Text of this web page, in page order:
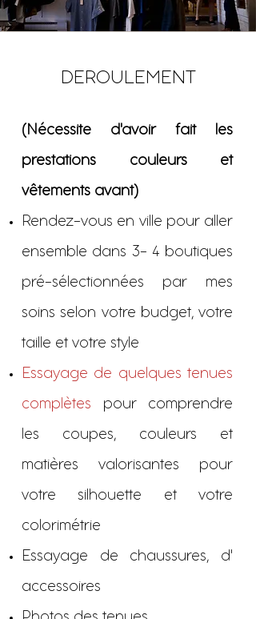
DEROULEMENT
(Nécessite d'avoir fait les
prestations couleurs et
vêtements avant)
Rendez-vous en ville pour aller
ensemble dans 3- 4 boutiques
pré-sélectionnées par mes
soins selon votre budget, votre
taille et votre style
Essayage de quelques tenues
complètes pour comprendre
les coupes, couleurs et
matières valorisantes pour
votre silhouette et votre
colorimétrie
Essayage de chaussures, d'
accessoires